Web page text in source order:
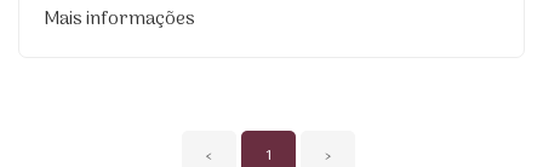
Mais informações
‹ 1 ›